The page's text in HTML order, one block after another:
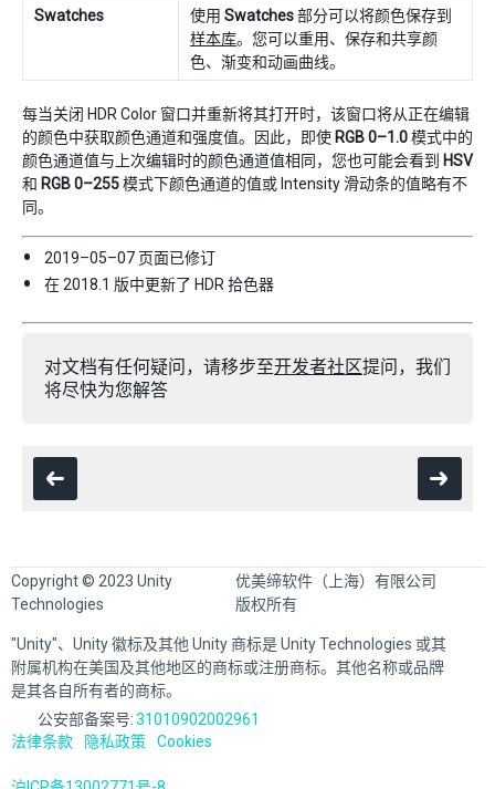
Swatches
使用 Swatches部分可以将颜色保存到
样本库。您可以重用、保存和共享颜
色、渐变和动画曲线。
每当关闭 HDR Color 窗口并重新将其打开时，该窗口将从正在编辑
的颜色中获取颜色通道和强度值。因此，即使 RGB 0–1.0模式中的
颜色通道值与上次编辑时的颜色通道值相同，您也可能会看到 HSV
和 RGB 0–255模式下颜色通道的值或 Intensity 滑动条的值略有不
同。
2019–05–07 页面已修订
在 2018.1 版中更新了 HDR 拾色器
对文档有任何疑问，请移步至开发者社区提问，我们
将尽快为您解答
Copyright © 2023 Unity
Technologies
优美缔软件（上海）有限公司
版权所有
"Unity"、Unity 徽标及其他 Unity 商标是 Unity Technologies 或其
附属机构在美国及其他地区的商标或注册商标。其他名称或品牌
是其各自所有者的商标。
公安部备案号:31010902002961
法律条款
隐私政策 Cookies